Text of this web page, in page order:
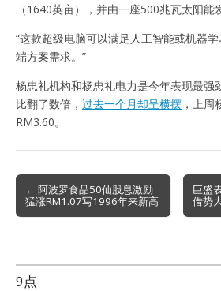
（1640英亩），并由一座500兆瓦太阳能
“这款超级电脑可以满足人工智能或机器
端方案需求。”
杨忠礼机构和杨忠礼电力是今年表现最强
比翻了数倍， 过去一个月却呈横摆 ，上周
RM3.60。
Post
navigation
← 阿波罗食品50仙股息激励
猛涨RM1.07写1996年来新高
巨盛
借势
9点